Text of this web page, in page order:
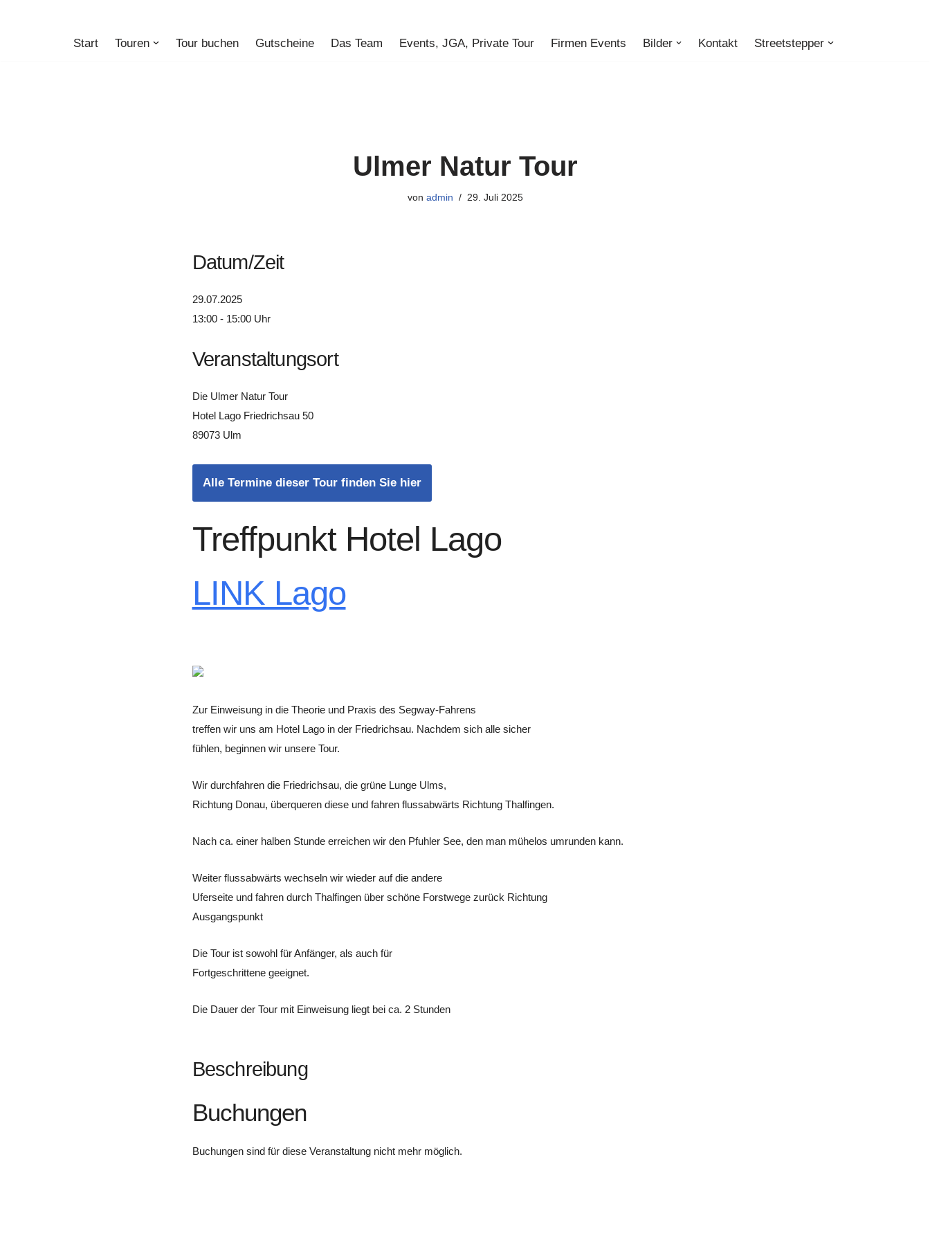
Start Touren Tour buchen Gutscheine Das Team Events, JGA, Private Tour Firmen Events Bilder Kontakt Streetstepper
Ulmer Natur Tour
von admin 29. Juli 2025
Datum/Zeit
29.07.2025
13:00 - 15:00 Uhr
Veranstaltungsort
Die Ulmer Natur Tour
Hotel Lago Friedrichsau 50
89073 Ulm
Alle Termine dieser Tour finden Sie hier
Treffpunkt Hotel Lago
LINK Lago
Zur Einweisung in die Theorie und Praxis des Segway-Fahrens
treffen wir uns am Hotel Lago in der Friedrichsau. Nachdem sich alle sicher
fühlen, beginnen wir unsere Tour.
Wir durchfahren die Friedrichsau, die grüne Lunge Ulms,
Richtung Donau, überqueren diese und fahren flussabwärts Richtung Thalfingen.
Nach ca. einer halben Stunde erreichen wir den PfuhlerSee, den man mühelos umrunden kann.
Weiter flussabwärts wechseln wir wieder auf die andere
Uferseite und fahren durch Thalfingen über schöne Forstwege zurück Richtung
Ausgangspunkt
Die Tour ist sowohl für Anfänger, als auch für
Fortgeschrittene geeignet.
Die Dauer der Tour mit Einweisung liegt bei ca. 2 Stunden
Beschreibung
Buchungen
Buchungen sind für diese Veranstaltung nicht mehr möglich.